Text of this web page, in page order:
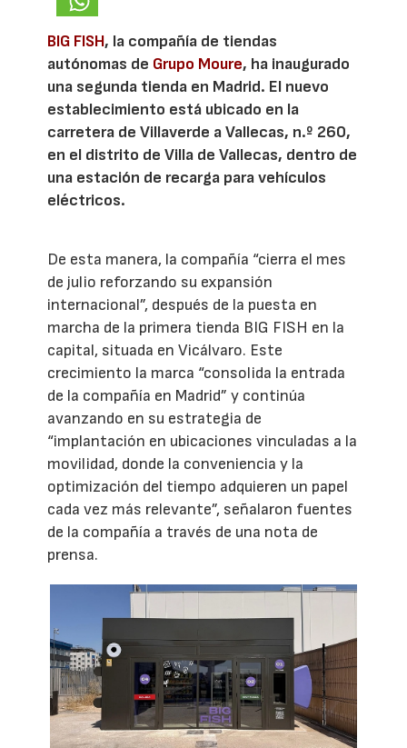
BIG FISH, la compañía de tiendas
autónomas de Grupo Moure, ha inaugurado
una segunda tienda en Madrid. El nuevo
establecimiento está ubicado en la
carretera de Villaverde a Vallecas, n.º 260,
en el distrito de Villa de Vallecas, dentro de
una estación de recarga para vehículos
eléctricos.
De esta manera, la compañía “cierra el mes
de julio reforzando su expansión
internacional”, después de la puesta en
marcha de la primera tienda BIG FISH en la
capital, situada en Vicálvaro. Este
crecimiento la marca “consolida la entrada
de la compañía en Madrid” y continúa
avanzando en su estrategia de
“implantación en ubicaciones vinculadas a la
movilidad, donde la conveniencia y la
optimización del tiempo adquieren un papel
cada vez más relevante”, señalaron fuentes
de la compañía a través de una nota de
prensa.